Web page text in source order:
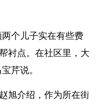
个儿子实在有些费
衬点。在社区里，大
芹说。
介绍，作为所在街